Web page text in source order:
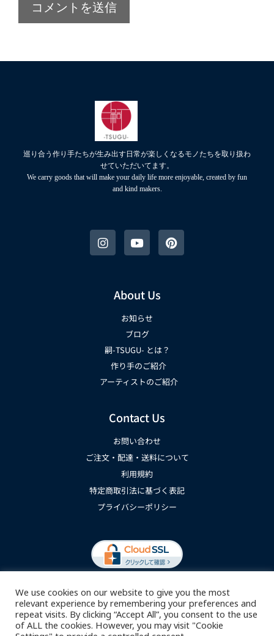
巡り合う作り手たちが生み出す日常が楽しくなるモノたちを取り扱わ
せていただいてます。
We carry goods that will make your daily life more enjoyable, created by fun
and kind makers.
About Us
お知らせ
ブログ
嗣-TSUGU- とは？
作り手のご紹介
アーティストのご紹介
Contact Us
お問い合わせ
ご注文・配達・送料について
利用規約
特定商取引法に基づく表記
プライバシーポリシー
We use cookies on our website to give you the most
relevant experience by remembering your preferences and
repeat visits. By clicking “Accept All”, you consent to the use
of ALL the cookies. However, you may visit "Cookie